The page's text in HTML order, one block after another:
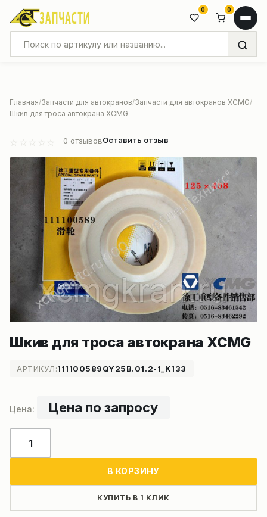
0 0
Главная Запчасти для автокранов Запчасти для автокранов XCMG
Шкив для троса автокрана XCMG
0 отзывовОставить отзыв
Шкив для троса автокрана XCMG
АРТИКУЛ:111100589QY25B.01.2-1_K133
Цена по запросу
товара
автокрана
В КОРЗИНУ
КУПИТЬ В 1 КЛИК